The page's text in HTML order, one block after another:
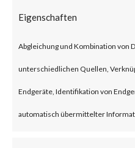
Eigenschaften
Abgleichung und Kombination von
unterschiedlichen Quellen,
Endgeräte, Identifikation von
automatisch übermittelter
together may
for
compromised
vulnerabilities
to CISA’s